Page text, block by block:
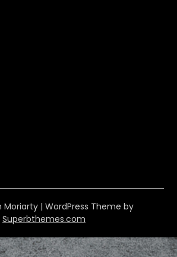
Moriarty | WordPress Theme by
Superbthemes.com